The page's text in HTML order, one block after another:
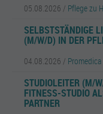
05.08.2026 / Pflege zu
SELBSTSTÄNDIGE
(M/W/D) IN DER
04.08.2026 /
STUDIOLEITER (M/
FITNESS-STUDIO
PARTNER